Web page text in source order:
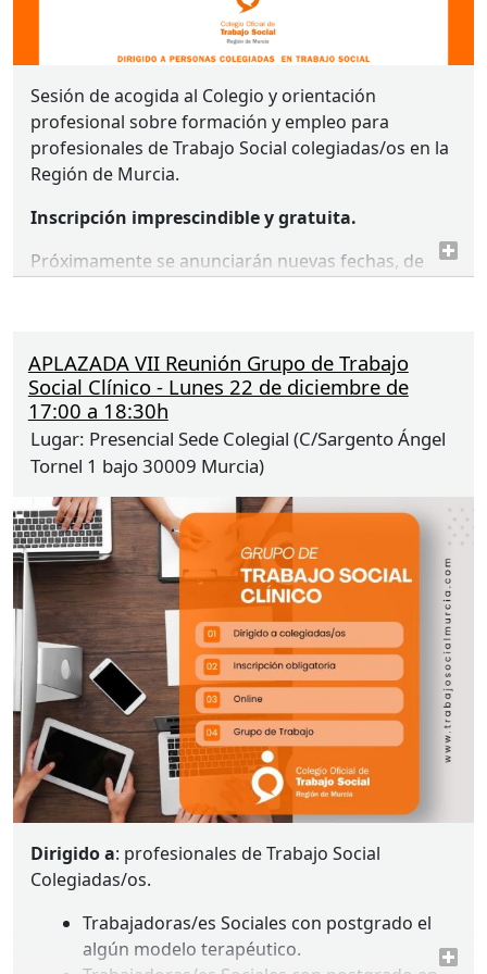
(reunión de profesionales de familia e infancia
interesados en abordar diferentes cuestiones) que
contribuya a la práctica profesional y concluya con
la propuesta de adopción de posiciones como
Colegio.
Objetivos:
marco de coordinación y derivación entre los
sistemas que trabajan con infancia y familia.
Sesión de acogida al Colegio y orientación
profesional sobre formación y empleo para
profesionales de Trabajo Social colegiadas/os en la
Región de Murcia.
Inscripción imprescindible y gratuita.
Próximamente se anunciarán nuevas fechas, de
Al completar la inscripción, recibirás un correo
automático con la información de acceso. Si no lo
recibes, revisa el spam o realiza de nuevo la
solicitud comprobando que el email indicado sea
correcto y haber marcado la casilla de protección
APLAZADA VII Reunión Grupo de Trabajo
Social Clínico - Lunes 22 de diciembre de
17:00 a 18:30h
Lugar: Presencial Sede Colegial (C/Sargento Ángel
Tornel 1 bajo 30009 Murcia)
Dirigido a: profesionales de Trabajo Social
Colegiadas/os.
Trabajadoras/es Sociales con postgrado el
algún modelo terapéutico.